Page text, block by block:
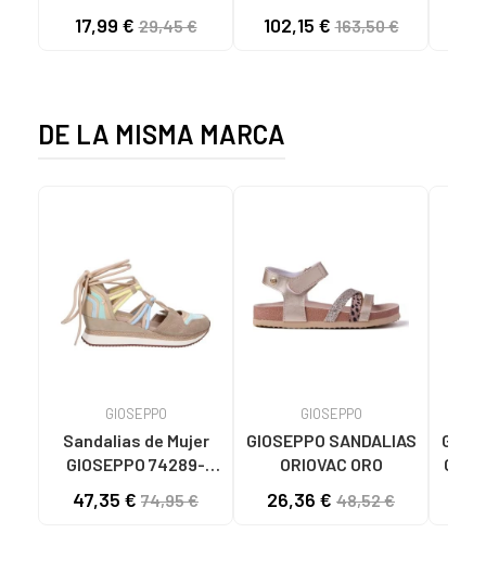
C59785 - - NYLON
17,99 €29,45 €
CHESTNUT
102,15 €163,50 €
DE LA MISMA MARCA
GIOSEPPO
Sandalias de Mujer
GIOSEPPO 74289-
47,35 € 74,95 €
GIOSEPPO
GIOSEPPO SANDALIAS
ORIOVAC ORO
26,36 € 48,52 €